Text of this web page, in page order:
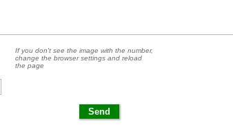
If you don't see the image with the number,
change the browser settings and reload
the page